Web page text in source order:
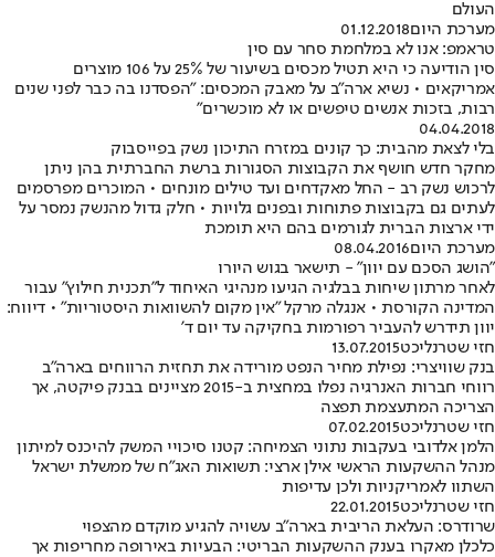
העולם
מערכת היום01.12.2018
טראמפ: אנו לא במלחמת סחר עם סין
סין הודיעה כי היא תטיל מכסים בשיעור של 25% על 106 מוצרים
אמריקאים • נשיא ארה"ב על מאבק המכסים: "הפסדנו בה כבר לפני שנים
רבות, בזכות אנשים טיפשים או לא מוכשרים"
04.04.2018
בלי לצאת מהבית: כך קונים במזרח התיכון נשק בפייסבוק
מחקר חדש חושף את הקבוצות הסגורות ברשת החברתית בהן ניתן
לרכוש נשק רב - החל מאקדחים ועד טילים מונחים • המוכרים מפרסמים
לעתים גם בקבוצות פתוחות ובפנים גלויות • חלק גדול מהנשק נמסר על
ידי ארצות הברית לגורמים בהם היא תומכת
מערכת היום08.04.2016
"הושג הסכם עם יוון" - תישאר בגוש היורו
לאחר מרתון שיחות בבלגיה הגיעו מנהיגי האיחוד ל"תכנית חילוץ" עבור
המדינה הקורסת • אנגלה מרקל "אין מקום להשוואות היסטוריות" • דיווח:
יוון תידרש להעביר רפורמות בחקיקה עד יום ד'
חזי שטרנליכט13.07.2015
בנק שוויצרי: נפילת מחיר הנפט מורידה את תחזית הרווחים בארה"ב
רווחי חברות האנרגיה נפלו במחצית ב-2015 מציינים בבנק פיקטה, אך
הצריכה המתעצמת תפצה
חזי שטרנליכט07.02.2015
הלמן אלדובי בעקבות נתוני הצמיחה: קטנו סיכויי המשק להיכנס למיתון
מנהל ההשקעות הראשי אילן ארצי: תשואות האג"ח של ממשלת ישראל
השתוו לאמריקניות ולכן עדיפות
חזי שטרנליכט22.01.2015
שרודרס: העלאת הריבית בארה"ב עשויה להגיע מוקדם מהצפוי
כלכלן מאקרו בענק ההשקעות הבריטי: הבעיות באירופה מחריפות אך